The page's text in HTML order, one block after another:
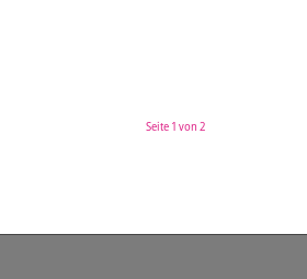
Seite 1 von 2